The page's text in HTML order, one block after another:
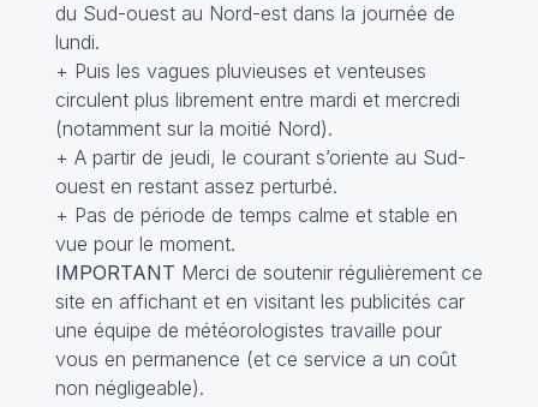
du Sud-ouest au Nord-est dans la journée de
lundi.
+ Puis les vagues pluvieuses et venteuses
circulent plus librement entre mardi et mercredi
(notamment sur la moitié Nord).
+ A partir de jeudi, le courant s’oriente au Sud-
ouest en restant assez perturbé.
+ Pas de période de temps calme et stable en
vue pour le moment.
IMPORTANT Merci de soutenir régulièrement ce
site en affichant et en visitant les publicités car
une équipe de météorologistes travaille pour
vous en permanence (et ce service a un coût
non négligeable).